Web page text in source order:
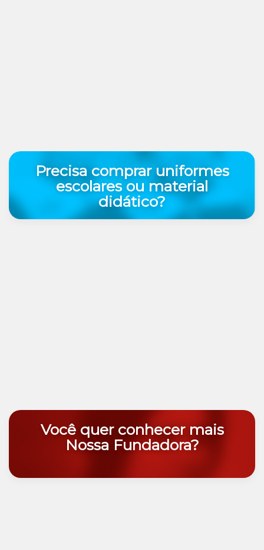
Precisa comprar uniformes
escolares ou material
didático?
Você quer conhecer mais
Nossa Fundadora?